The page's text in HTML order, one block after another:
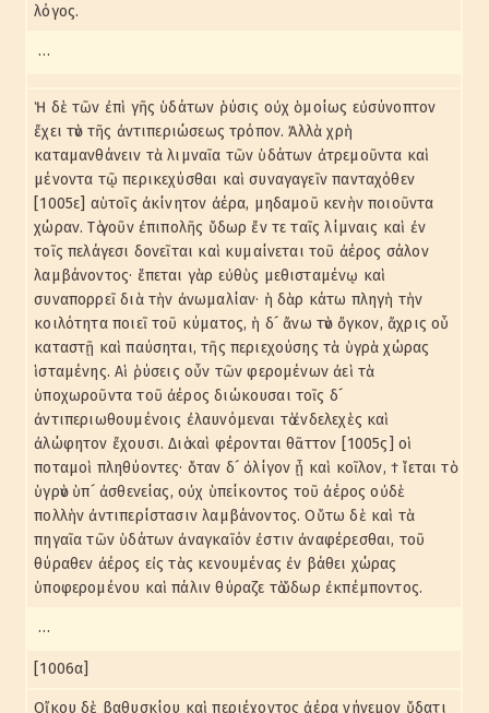
λόγος.
…
Ἡ δὲ τῶν ἐπὶ γῆς ὑδάτων ῥύσις οὐχ ὁμοίως εὐσύνοπτον
ἔχει τὸν τῆς ἀντιπεριώσεως τρόπον. Ἀλλὰ χρὴ
καταμανθάνειν τὰ λιμναῖα τῶν ὑδάτων ἀτρεμοῦντα καὶ
μένοντα τῷ περικεχύσθαι καὶ συναγαγεῖν πανταχόθεν
[1005ε] αὑτοῖς ἀκίνητον ἀέρα, μηδαμοῦ κενὴν ποιοῦντα
χώραν. Τὸ γοῦν ἐπιπολῆς ὕδωρ ἔν τε ταῖς λίμναις καὶ ἐν
τοῖς πελάγεσι δονεῖται καὶ κυμαίνεται τοῦ ἀέρος σάλον
λαμβάνοντος· ἕπεται γὰρ εὐθὺς μεθισταμένῳ καὶ
συναπορρεῖ διὰ τὴν ἀνωμαλίαν· ἡ δὰρ κάτω πληγὴ τὴν
κοιλότητα ποιεῖ τοῦ κύματος, ἡ δ´ ἄνω τὸν ὄγκον, ἄχρις οὗ
καταστῇ καὶ παύσηται, τῆς περιεχούσης τὰ ὑγρὰ χώρας
ἱσταμένης. Αἱ ῥύσεις οὖν τῶν φερομένων ἀεὶ τὰ
ὑποχωροῦντα τοῦ ἀέρος διώκουσαι τοῖς δ´
ἀντιπεριωθουμένοις ἐλαυνόμεναι τὸ ἐνδελεχὲς καὶ
ἀλώφητον ἔχουσι. Διὸ καὶ φέρονται θᾶττον [1005ς] οἱ
ποταμοὶ πληθύοντες· ὅταν δ´ ὀλίγον ᾖ καὶ κοῖλον, † ἵεται τὸ
ὑγρὸν ὑπ´ ἀσθενείας, οὐχ ὑπείκοντος τοῦ ἀέρος οὐδὲ
πολλὴν ἀντιπερίστασιν λαμβάνοντος. Οὕτω δὲ καὶ τὰ
πηγαῖα τῶν ὑδάτων ἀναγκαῖόν ἐστιν ἀναφέρεσθαι, τοῦ
θύραθεν ἀέρος εἰς τὰς κενουμένας ἐν βάθει χώρας
ὑποφερομένου καὶ πάλιν θύραζε τὸ ὕδωρ ἐκπέμποντος.
…
[1006α]
Οἴκου δὲ βαθυσκίου καὶ περιέχοντος ἀέρα νήνεμον ὕδατι